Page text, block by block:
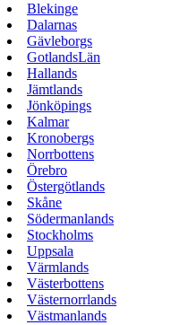
Blekinge
Dalarnas
Gävleborgs
GotlandsLän
Hallands
Jämtlands
Jönköpings
Kalmar
Kronobergs
Norrbottens
Örebro
Östergötlands
Skåne
Södermanlands
Stockholms
Uppsala
Värmlands
Västerbottens
Västernorrlands
Västmanlands